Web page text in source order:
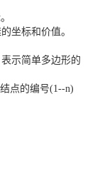
坐标和价值。
示简单多边形的
点的编号(1--n)